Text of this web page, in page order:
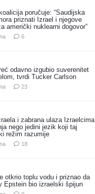
poručuje: “Saudijska
priznati Izrael i njegove
američki nuklearni dogovor”
6komentara
odavno izgubio suverenitet
tvrdi Tucker Carlson
23komentara
i zabrana ulaza Izraelcima
nego jedini jezik koji taj
režim razumije
18komentara
otkrio toplu vodu i priznao da
Epstein bio izraelski špijun